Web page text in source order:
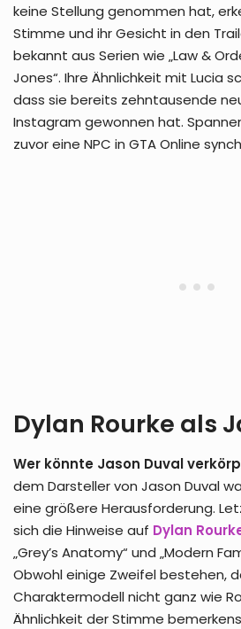
keine Stellung genommen hat,
Stimme und ihr Gesicht in den
bekannt aus Serien wie „Law &
Jones“. Ihre Ähnlichkeit mit Lucia
dass sie bereits zehntausende
Instagram gewonnen hat.
zuvor eine NPC in GTA Online
Dylan Rourke als
Wer könnte Jason Duval
dem Darsteller von Jason Duval
eine größere Herausforderung.
sich die Hinweise auf Dylan
„Grey’s Anatomy“ und „Modern
Obwohl einige Zweifel bestehen,
Charaktermodell nicht ganz wie
Ähnlichkeit der Stimme